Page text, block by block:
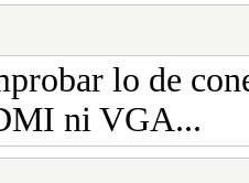
lo de
ni VGA...